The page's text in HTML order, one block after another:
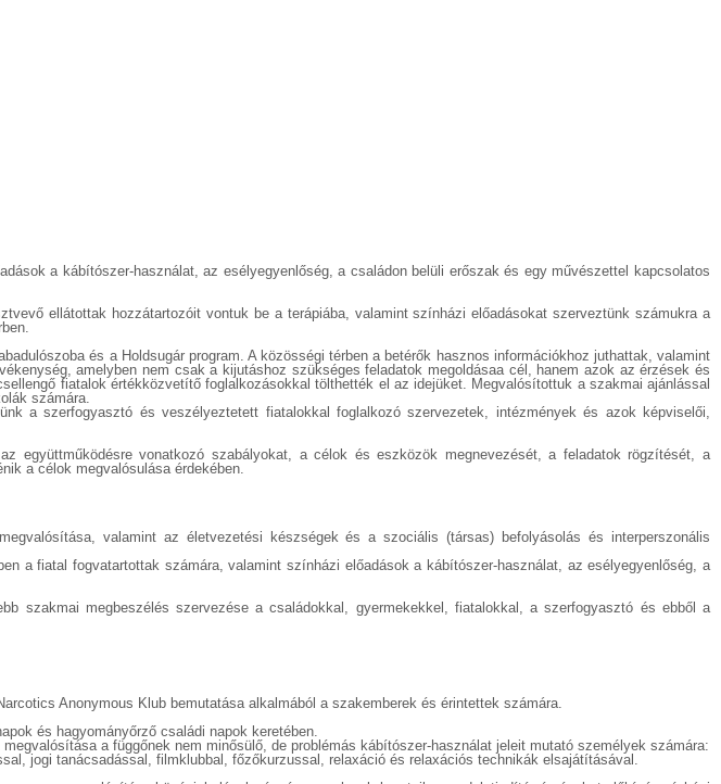
a kábítószer-használat, az esélyegyenlőség, a családon belüli erőszak és egy művészettel kapcsolatos
ellátottak hozzátartozóit vontuk be a terápiába, valamint színházi előadásokat szerveztünk számukra a
és a Holdsugár program. A közösségi térben a betérők hasznos információkhoz juthattak, valamint
amelyben nem csak a kijutáshoz szükséges feladatok megoldásaa cél, hanem azok az érzések és
fiatalok értékközvetítő foglalkozásokkal tölthették el az idejüket. Megvalósítottuk a szakmai ajánlással
számára.
a szerfogyasztó és veszélyeztetett fiatalokkal foglalkozó szervezetek, intézmények és azok képviselői,
együttműködésre vonatkozó szabályokat, a célok és eszközök megnevezését, a feladatok rögzítését, a
a célok megvalósulása érdekében.
valamint az életvezetési készségek és a szociális (társas) befolyásolás és interperszonális
a fiatal fogvatartottak számára, valamint színházi előadások a kábítószer-használat, az esélyegyenlőség, a
szakmai megbeszélés szervezése a családokkal, gyermekekkel, fiatalokkal, a szerfogyasztó és ebből a
Anonymous Klub bemutatása alkalmából a szakemberek és érintettek számára.
és hagyományőrző családi napok keretében.
a függőnek nem minősülő, de problémás kábítószer-használat jeleit mutató személyek számára:
jogi tanácsadással, filmklubbal, főzőkurzussal, relaxáció és relaxációs technikák elsajátításával.